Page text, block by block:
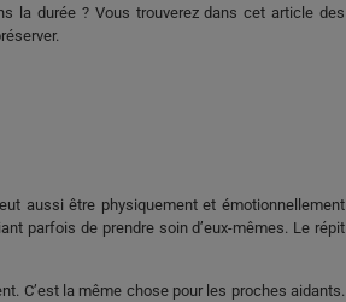
la durée ? Vous trouverez dans cet article des
aussi être physiquement et émotionnellement
parfois de prendre soin d’eux-mêmes. Le répit
C’est la même chose pour les proches aidants.